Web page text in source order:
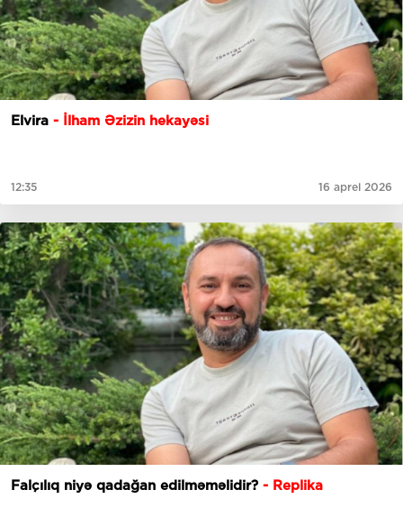
Elvira - İlham Əzizin hekayəsi
12:35 16 aprel 2026
Falçılıq niyə qadağan edilməməlidir? - Replika